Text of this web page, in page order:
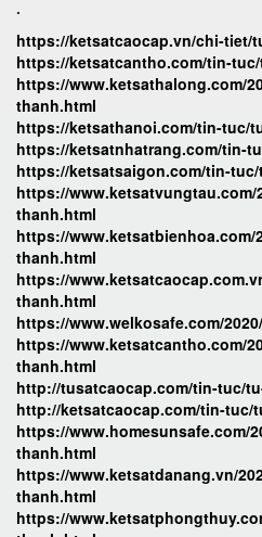
.
https://ketsatcaocap.vn/chi-tiet/
https://ketsatcantho.com/tin-
https://www.ketsathalong.com/
thanh.html
https://ketsathanoi.com/tin-tuc/
https://ketsatnhatrang.com/tin-
https://ketsatsaigon.com/tin-
https://www.ketsatvungtau.com/
thanh.html
https://www.ketsatbienhoa.com/
thanh.html
https://
thanh.html
https://www.welkosafe.com/
https://www.ketsatcantho.com/
thanh.html
http://tusatcaocap.com/tin-tuc/
http://ketsatcaocap.com/tin-tuc/
https://www.homesunsafe.com/
thanh.html
https://www.ketsatdanang.vn/
thanh.html
https://